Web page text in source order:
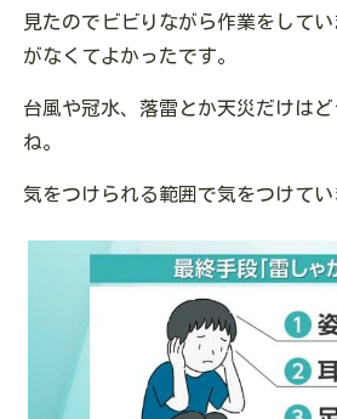
見たのでビビりながら作業をして
がなくてよかったです。
台風や冠水、落雷とか天災だけは
ね。
気をつけられる範囲で気をつけてい